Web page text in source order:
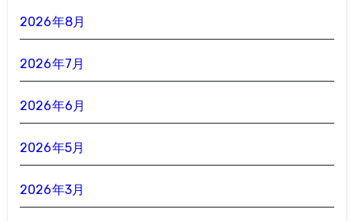
2026年8月
2026年7月
2026年6月
2026年5月
2026年3月